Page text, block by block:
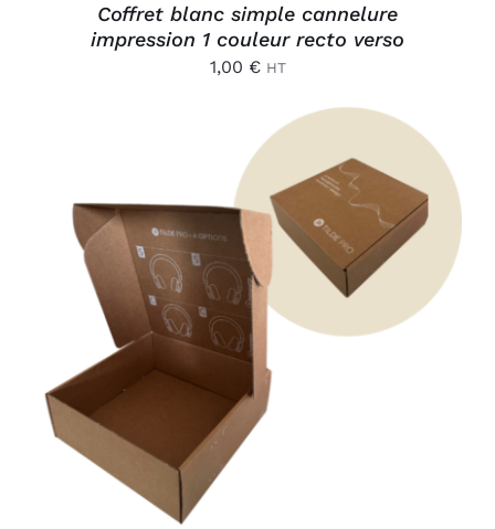
Coffret blanc simple cannelure
impression 1 couleur recto verso
1,00 € HT
AJOUTER AU PANIER
DÉTAILS